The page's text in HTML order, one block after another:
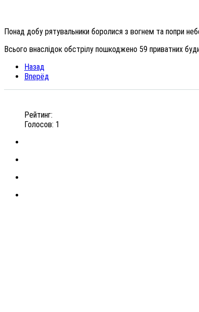
Понад добу рятувальники боролися з вогнем та попри
Всього внаслідок обстрілу пошкоджено 59 приватних
Назад
Вперёд
Рейтинг:
Голосов: 1